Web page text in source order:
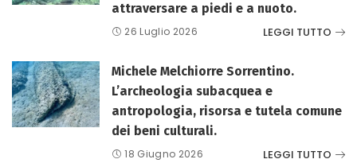
attraversare a piedi e a nuoto.
26 Luglio 2026 LEGGI TUTTO
Michele Melchiorre Sorrentino.
L’archeologia subacquea e
antropologia, risorsa e tutela comune
dei beni culturali.
18 Giugno 2026 LEGGI TUTTO